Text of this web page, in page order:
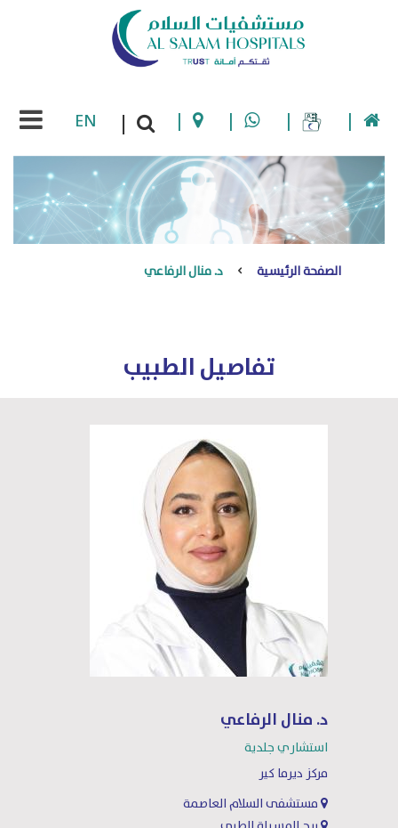
|
|
|
|
|
EN
الصفحة الرئيسية د. منال الرفاعي
تفاصيل الطبيب
د. منال الرفاعي
استشاري جلدية
مركز ديرما كير
مستشفى السلام العاصمة